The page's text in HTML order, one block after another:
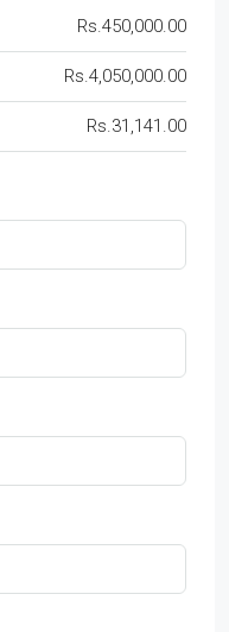
Rs.450,000.00
Rs.4,050,000.00
Rs.31,141.00